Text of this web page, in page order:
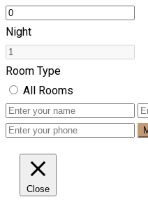
Night
Room Type
All Rooms
Close